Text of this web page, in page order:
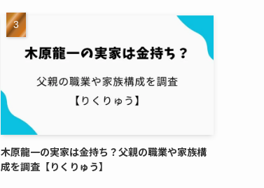
木原龍一の実家は金持ち？父親の職業や家族構
成を調査【りくりゅう】